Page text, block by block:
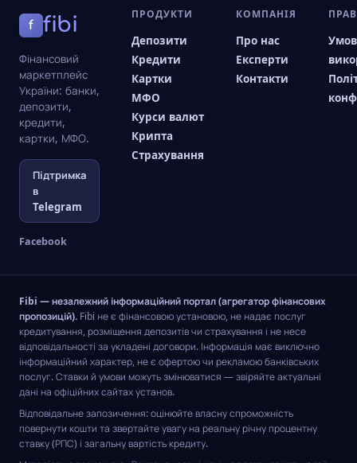
f fibi
Фінансовий
маркетплейс
України: банки,
депозити,
кредити,
картки, МФО.
Підтримка
в
Telegram
Facebook
ПРОДУКТИ
Депозити
Кредити
Картки
МФО
Курси валют
Крипта
Страхування
КОМПАНІЯ
Про нас
Експерти
Контакти
Fibi — незалежний інформаційний портал (агрегатор фінансових
пропозицій). Fibi не є фінансовою установою, не надає послуг
кредитування, розміщення депозитів чи страхування і не несе
відповідальності за укладені договори. Інформація має виключно
інформаційний характер, не є офертою чи рекламою банківських
послуг. Ставки й умови можуть змінюватися — звіряйте актуальні
дані на офіційних сайтах установ.
Відповідальне запозичення: оцінюйте власну спроможність
повернути кошти та звертайте увагу на реальну річну процентну
ставку (РПС) і загальну вартість кредиту.